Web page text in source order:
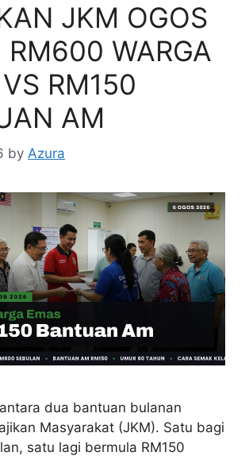
JKM OGOS
WARGA
RM150
AM
by Azura
dua bantuan bulanan
Masyarakat (JKM). Satu bagi
satu lagi bermula RM150